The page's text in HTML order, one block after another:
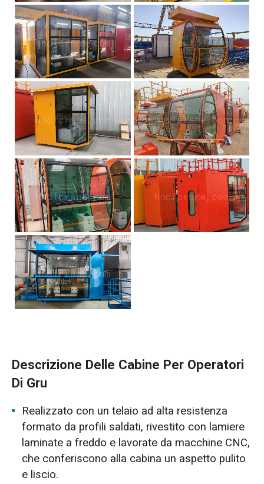
Descrizione Delle Cabine Per Operatori
Di Gru
Realizzato con un telaio ad alta resistenza
formato da profili saldati, rivestito con lamiere
laminate a freddo e lavorate da macchine CNC,
che conferiscono alla cabina un aspetto pulito
e liscio.